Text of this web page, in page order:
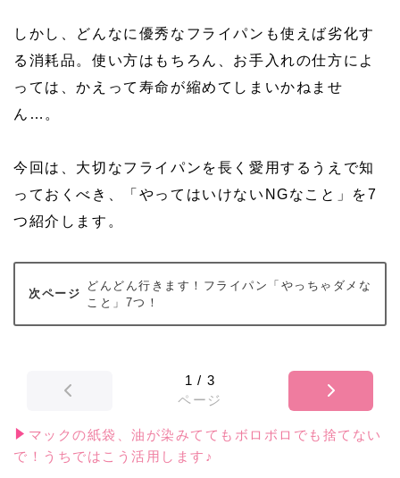
しかし、どんなに優秀なフライパンも使えば劣化す
る消耗品。使い方はもちろん、お手入れの仕方によ
っては、かえって寿命が縮めてしまいかねませ
ん…。
今回は、大切なフライパンを長く愛用するうえで知
っておくべき、「やってはいけないNGなこと」を7
つ紹介します。
どんどん行きます！フライパン「やっちゃダメな
こと」7つ！
1 / 3
ページ
マックの紙袋、油が染みててもボロボロでも捨てない
で！うちではこう活用します♪